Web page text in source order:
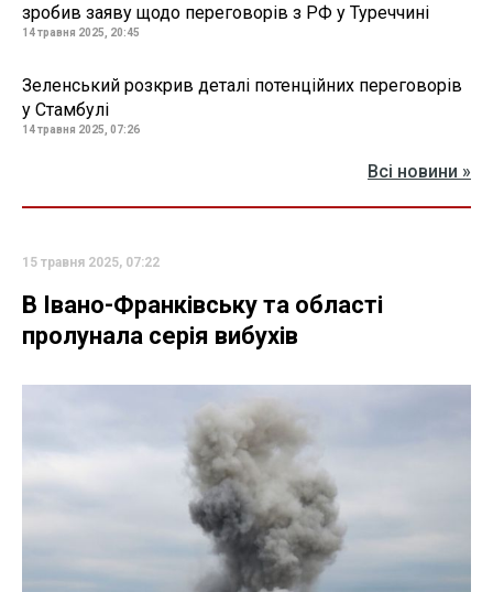
зробив заяву щодо переговорів з РФ у Туреччині
14 травня 2025, 20:45
Зеленський розкрив деталі потенційних переговорів
у Стамбулі
14 травня 2025, 07:26
Всі новини »
15 травня 2025, 07:22
В Івано-Франківську та області
пролунала серія вибухів